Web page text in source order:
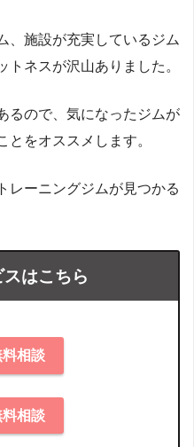
、施設が充実しているジム
ネスが沢山ありました。
るので、気になったジムが
とをオススメします。
レーニングジムが見つかる
はこちら
料相談
料相談